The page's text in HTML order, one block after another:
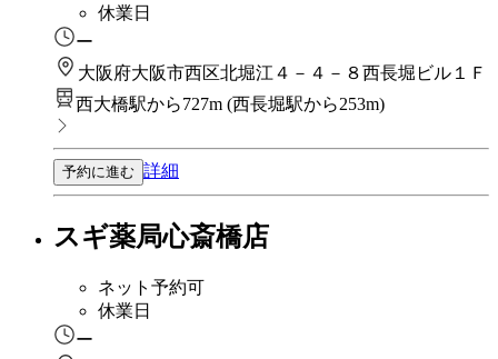
休業日
ー
大阪府大阪市西区北堀江４－４－８西長堀ビル１Ｆ
西大橋駅から727m (西長堀駅から253m)
予約に進む 詳細
スギ薬局心斎橋店
ネット予約可
休業日
ー